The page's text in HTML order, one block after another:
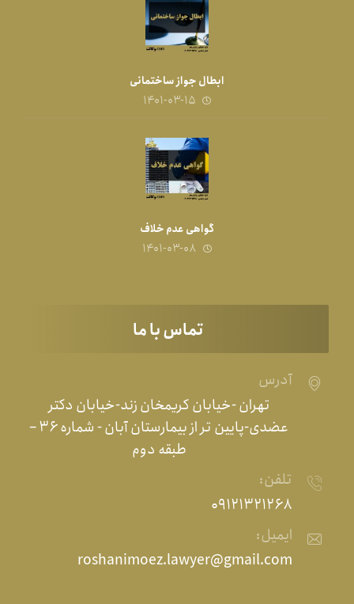
ابطال جواز ساختمانی
۱۴۰۱-۰۳-۱۵
گواهی عدم خلاف
۱۴۰۱-۰۳-۰۸
تماس با ما
آدرس
تهران -خیابان کریمخان زند-خیابان دکتر
عضدی-پایین تر از بیمارستان آبان - شماره ۳۶ –
طبقه دوم
تلفن:
۰۹۱۲۱۳۲۱۲۶۸
ایمیل:
roshanimoez.lawyer@gmail.com